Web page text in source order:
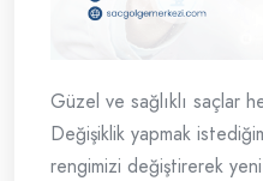
Güzel ve sağlıklı saçlar
Değişiklik yapmak
rengimizi değiştirerek